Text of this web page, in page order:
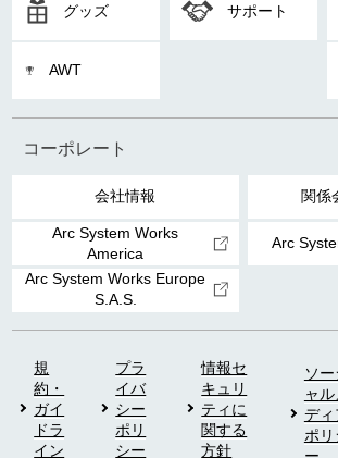
グッズ サポート
AWT
コーポレート
会社情報 関係
Arc System Works
America
Arc
Arc System Works Europe
S.A.S.
規
約・
ガイ
ドラ
イン
プラ
イバ
シー
ポリ
シー
情報セ
キュリ
ティに
関する
方針
ソー
ャル
ディ
ポリ